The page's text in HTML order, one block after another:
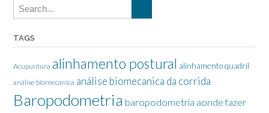
TAGS
Acupuntura alinhamento postural alinhamento quadril
análise biomecanica análise biomecanica da corrida
Baropodometria baropodometria aonde fazer